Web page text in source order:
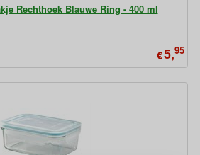
Rechthoek Blauwe Ring - 400 ml
€5,95